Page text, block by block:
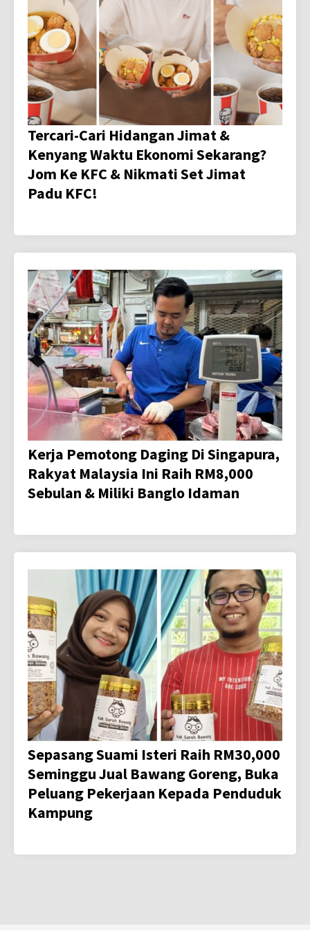
Tercari-Cari Hidangan Jimat &
Kenyang Waktu Ekonomi Sekarang?
Jom Ke KFC & Nikmati Set Jimat
Padu KFC!
Kerja Pemotong Daging Di Singapura,
Rakyat Malaysia Ini Raih RM8,000
Sebulan & Miliki Banglo Idaman
Sepasang Suami Isteri Raih RM30,000
Seminggu Jual Bawang Goreng, Buka
Peluang Pekerjaan Kepada Penduduk
Kampung